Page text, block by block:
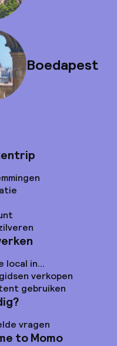
Boedapest
local in...
verkopen
gebruiken
vragen
to Momo